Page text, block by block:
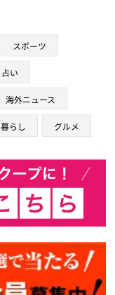
スポーツ
占い
海外ニュース
暮らし グルメ